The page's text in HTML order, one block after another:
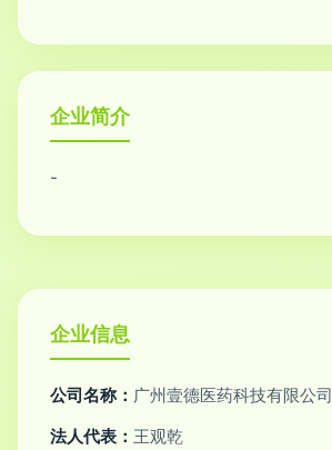
企业简介
-
企业信息
公司名称： 广州壹德医药科技有限公司
法人代表： 王观乾